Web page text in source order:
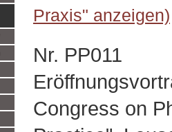
Praxis" anzeigen)
Nr. PP011
Congress on